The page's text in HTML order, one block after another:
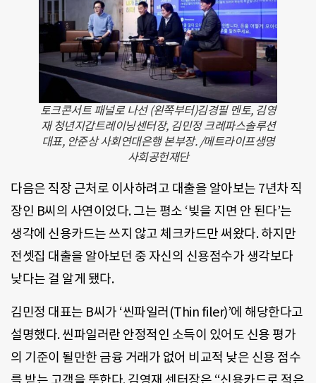
토크콘서트 패널로 나선 (왼쪽부터)김경필 멘토, 김영
재 청년지갑트레이닝센터장, 김민정 크레파스솔루션
대표, 안준상 사회연대은행 본부장. /메트라이프생명
사회공헌재단
다음은 직장 근처로 이사하려고 대출을 알아보는 7년차 직
장인 B씨의 사연이었다. 그는 평소 ‘빚을 지면 안 된다’는
생각에 신용카드는 쓰지 않고 체크카드만 써왔다. 하지만
전셋집 대출을 알아보던 중 자신의 신용점수가 생각보다
낮다는 걸 알게 됐다.
김민정 대표는 B씨가 ‘씬파일러(Thin filer)’에 해당한다고
설명했다. 씬파일러란 안정적인 소득이 있어도 신용 평가
의 기준이 될만한 금융 거래가 없어 비교적 낮은 신용 점수
를 받는 고객을 뜻한다. 김영재 센터장은 “신용카드로 적은